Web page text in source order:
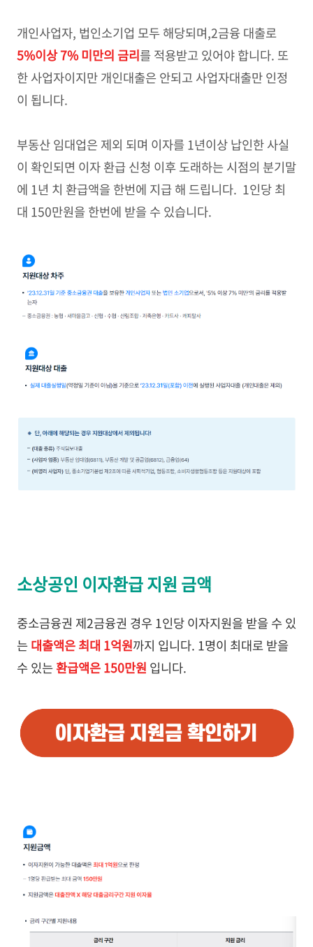
개인사업자, 법인소기업 모두 해당되며,2금융 대출로
5%이상 7% 미만의 금리를 적용받고 있어야 합니다. 또
한 사업자이지만 개인대출은 안되고 사업자대출만 인정
이 됩니다.
부동산 임대업은 제외 되며 이자를 1년이상 납인한 사실
이 확인되면 이자 환급 신청 이후 도래하는 시점의 분기말
에 1년 치 환급액을 한번에 지급 해 드립니다. 1인당 최
대 150만원을 한번에 받을 수 있습니다.
소상공인 이자환급 지원 금액
중소금융권 제2금융권 경우 1인당 이자지원을 받을 수 있
는대출액은 최대 1억원까지 입니다. 1명이 최대로 받을
수 있는환급액은 150만원 입니다.